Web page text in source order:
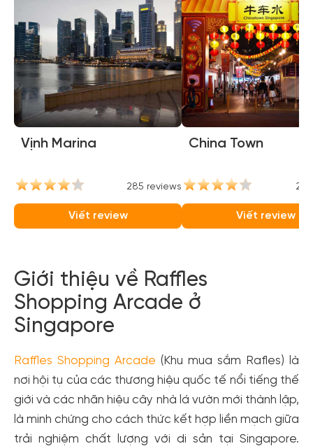
Vịnh Marina
285 reviews
Viết review
China Town
Viết review
Giới thiệu về Raffles
Shopping Arcade ở
Singapore
Raffles Shopping Arcade (Khu mua sắm Rafles) là
nơi hội tụ của các thương hiệu quốc tế nổi tiếng thế
giới và các nhãn hiệu cây nhà lá vườn mới thành lập,
là minh chứng cho cách thức kết hợp liền mạch giữa
trải nghiệm chất lượng với di sản tại Singapore.